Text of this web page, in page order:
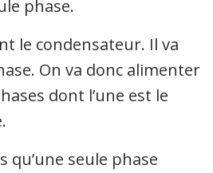
phase.
le condensateur. Il va
On va donc alimenter
dont l’une est le
qu’une seule phase